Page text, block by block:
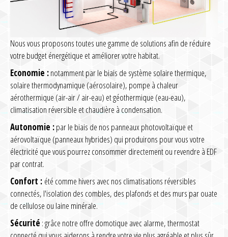
Nous vous proposons toutes une gamme de solutions afin de réduire
votre budget énergétique et améliorer votre habitat.
Economie :notamment par le biais de système solaire thermique,
solaire thermodynamique (aérosolaire), pompe à chaleur
aérothermique (air-air / air-eau) et géothermique (eau-eau),
climatisation réversible et chaudière à condensation.
Autonomie :par le biais de nos panneaux photovoltaïque et
aérovoltaïque (panneaux hybrides) qui produirons pour vous votre
électricité que vous pourrez consommer directement ou revendre à EDF
par contrat.
Confort : été comme hivers avec nos climatisations réversibles
connectés, l'isolation des combles, des plafonds et des murs par ouate
de cellulose ou laine minérale.
Sécurité : grâce notre offre domotique avec alarme, thermostat